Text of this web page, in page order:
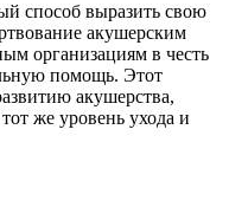
способ выразить свою
акушерским
организациям в честь
помощь. Этот
акушерства,
же уровень ухода и